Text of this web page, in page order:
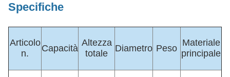
Specifiche
Articolo
n.
Capacità
Altezza
totale
Diametro Peso
Materiale
principale